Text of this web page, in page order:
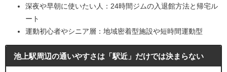
深夜や早朝に使いたい人：24時間ジムの入退館方法と帰宅ル
ート
運動初心者やシニア層：地域密着型施設や短時間運動型
池上駅周辺の通いやすさは「駅近」だけでは決まらない